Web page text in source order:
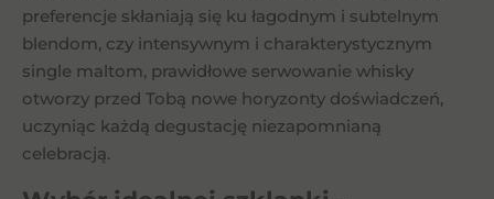
preferencje skłaniają się ku łagodnym i subtelnym
blendom, czy intensywnym i charakterystycznym
single maltom, prawidłowe serwowanie whisky
otworzy przed Tobą nowe horyzonty doświadczeń,
uczyniąc każdą degustację niezapomnianą
celebracją.